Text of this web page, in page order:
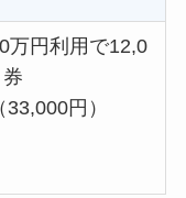
円利用で12,0
円）